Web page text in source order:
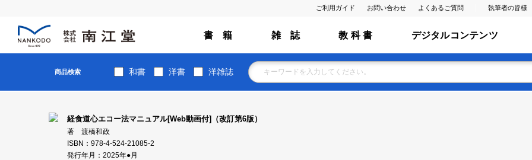
ご利用ガイド お問い合わせ よくあるご質問 執筆者の皆様
書 籍 雑 誌 教 科 書 デジタルコンテンツ
商品検索 和書 洋書 洋雑誌
経食道心エコー法マニュアル[Web動画付]（改訂第6版）
著 渡橋和政
ISBN：978-4-524-21085-2
発行年月：2025年●月